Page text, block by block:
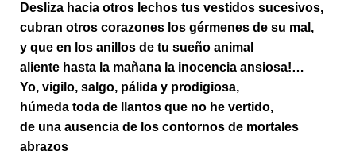
Desliza hacia otros lechos tus vestidos sucesivos,
cubran otros corazones los gérmenes de su mal,
y que en los anillos de tu sueño animal
aliente hasta la mañana la inocencia ansiosa!…
Yo, vigilo, salgo, pálida y prodigiosa,
húmeda toda de llantos que no he vertido,
de una ausencia de los contornos de mortales
abrazos